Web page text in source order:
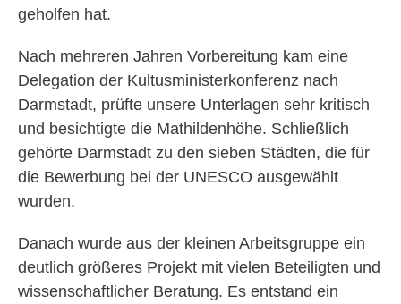
geholfen hat.
Nach mehreren Jahren Vorbereitung kam eine
Delegation der Kultusministerkonferenz nach
Darmstadt, prüfte unsere Unterlagen sehr kritisch
und besichtigte die Mathildenhöhe. Schließlich
gehörte Darmstadt zu den sieben Städten, die für
die Bewerbung bei der UNESCO ausgewählt
wurden.
Danach wurde aus der kleinen Arbeitsgruppe ein
deutlich größeres Projekt mit vielen Beteiligten und
wissenschaftlicher Beratung. Es entstand ein